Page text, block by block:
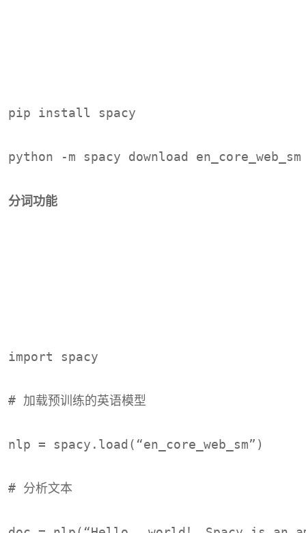
pip install spacy
python -m spacy download en_core_web_sm
分词功能
import spacy
# 加载预训练的英语模型
nlp = spacy.load(“en_core_web_sm”)
# 分析文本